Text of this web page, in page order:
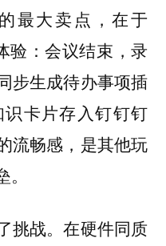
最大卖点，在于
验：会议结束，录
步生成待办事项插
卡片存入钉钉钉
流畅感，是其他玩
。
挑战。在硬件同质